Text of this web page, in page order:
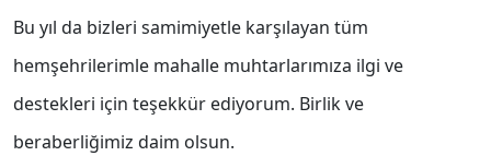
Bu yıl da bizleri samimiyetle karşılayan tüm
hemşehrilerimle mahalle muhtarlarımıza ilgi ve
destekleri için teşekkür ediyorum. Birlik ve
beraberliğimiz daim olsun.